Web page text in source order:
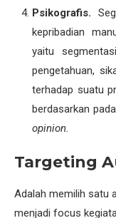
Psikografis.
kepribadian
yaitu
pengetahuan,
terhadap suatu
berdasarkan pada
opinion.
Targeting
Adalah memilih satu
menjadi focus